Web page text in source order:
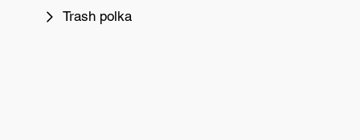
Trash polka